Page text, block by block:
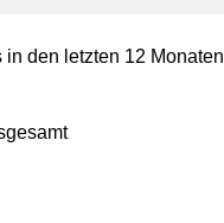
in den letzten 12 Monaten